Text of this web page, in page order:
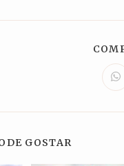
em
GOSTAR